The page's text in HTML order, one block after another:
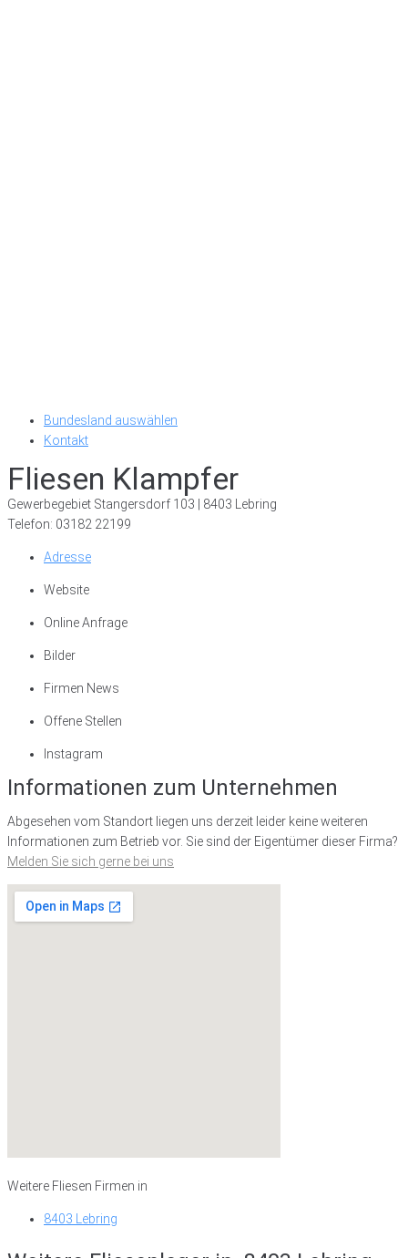
Bundesland auswählen
Kontakt
Fliesen Klampfer
Gewerbegebiet Stangersdorf 103 | 8403 Lebring
Telefon: 03182 22199
Adresse
Website
Online Anfrage
Bilder
Firmen News
Offene Stellen
Instagram
Informationen zum Unternehmen
Abgesehen vom Standort liegen uns derzeit leider keine weiteren
Informationen zum Betrieb vor. Sie sind der Eigentümer dieser Firma?
Melden Sie sich gerne bei uns
Weitere Fliesen Firmen in
8403 Lebring